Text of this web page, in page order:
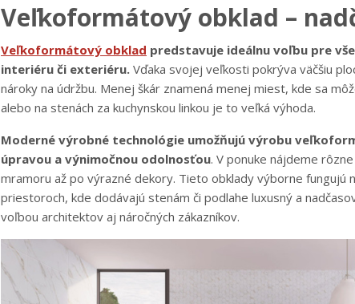
Veľkoformátový obklad –
Veľkoformátový obklad predstavuje ideálnu voľbu pre
interiéru či exteriéru. Vďaka svojej veľkosti pokrýva väčšiu
nároky na údržbu. Menej škár znamená menej miest, kde sa
alebo na stenách za kuchynskou linkou je to veľká výhoda.
Moderné výrobné technológie umožňujú výrobu
úpravou a výnimočnou odolnosťou. V ponuke nájdeme
mramoru až po výrazné dekory. Tieto obklady výborne fungujú
priestoroch, kde dodávajú stenám či podlahe luxusný a
voľbou architektov aj náročných zákazníkov.